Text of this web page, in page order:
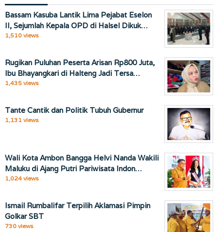
Bassam Kasuba Lantik Lima Pejabat Eselon
II, Sejumlah Kepala OPD di Halsel Dikuk…
1,510 views
Rugikan Puluhan Peserta Arisan Rp800 Juta,
Ibu Bhayangkari di Halteng Jadi Tersa…
1,435 views
Tante Cantik dan Politik Tubuh Gubernur
1,131 views
Wali Kota Ambon Bangga Helvi Nanda Wakili
Maluku di Ajang Putri Pariwisata Indon…
1,024 views
Ismail Rumbalifar Terpilih Aklamasi Pimpin
Golkar SBT
730 views